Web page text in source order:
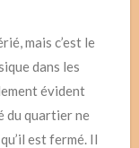
mais c’est le
dans les
évident
du quartier ne
est fermé. Il